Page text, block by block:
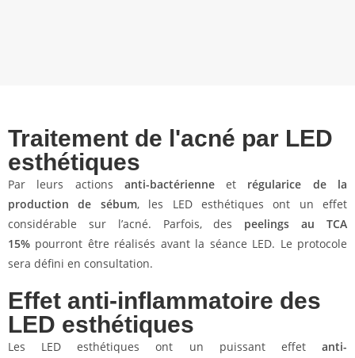
Traitement de l'acné par LED
esthétiques
Par leurs actions anti-bactérienneet régularice de la
production de sébum, les LED esthétiques ont un effet
considérable sur l’acné. Parfois, des peelings au TCA
15% pourront être réalisés avant la séance LED. Le protocole
sera défini en consultation.
Effet anti-inflammatoire des
LED esthétiques
Les LED esthétiques ont un puissant effet anti-